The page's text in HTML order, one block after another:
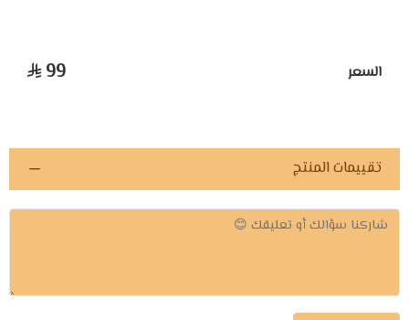
السعر 99
تقييمات المنتج